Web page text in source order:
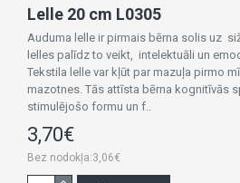
Lelle 20 cm L0305
Auduma lelle ir pirmais bērna solis uz
lelles palīdz to veikt, intelektuāli un
Tekstila lelle var kļūt par mazuļa pirmo
mazotnes. Tās attīsta bērna kognitīvās
stimulējošo formu un f..
3,70€
Bez nodokļa:3,06€